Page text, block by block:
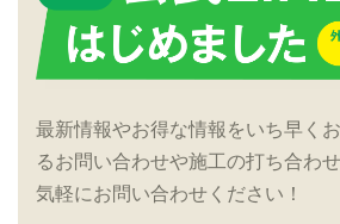
最新情報やお得な情報をいち早く
るお問い合わせや施工の打ち合わ
気軽にお問い合わせください！